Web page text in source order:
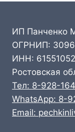
ИП Панченко
ОГРНИП:
ИНН:
Ростовская
Тел: 8-928-
WhatsApp: 8-
Email: